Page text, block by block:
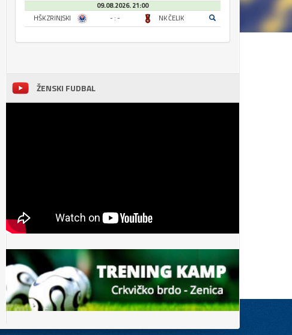
09.08.2026. 21:00
HŠK ZRINJSKI
- : - NK ČELIK
ŽENSKI FUDBAL